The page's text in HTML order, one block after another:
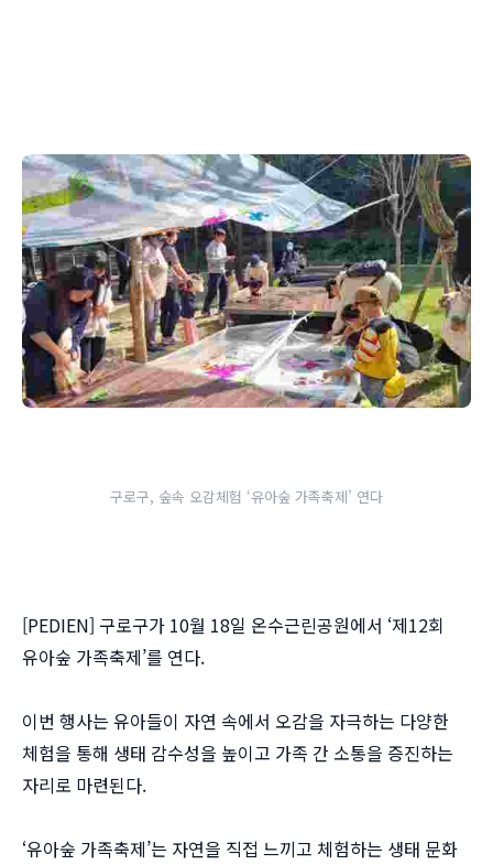
구로구, 숲속 오감체험 ‘유아숲 가족축제’ 연다
[PEDIEN] 구로구가 10월 18일 온수근린공원에서 ‘제12회
유아숲 가족축제’를 연다.
이번 행사는 유아들이 자연 속에서 오감을 자극하는 다양한
체험을 통해 생태 감수성을 높이고 가족 간 소통을 증진하는
자리로 마련된다.
‘유아숲 가족축제’는 자연을 직접 느끼고 체험하는 생태 문화